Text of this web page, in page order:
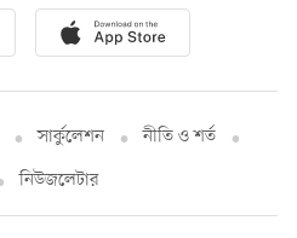
সার্কুলেশন
নীতি ও শর্ত
নিউজলেটার